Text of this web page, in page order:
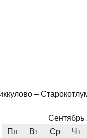
–
Сентябрь
Пн
Вт Ср Чт